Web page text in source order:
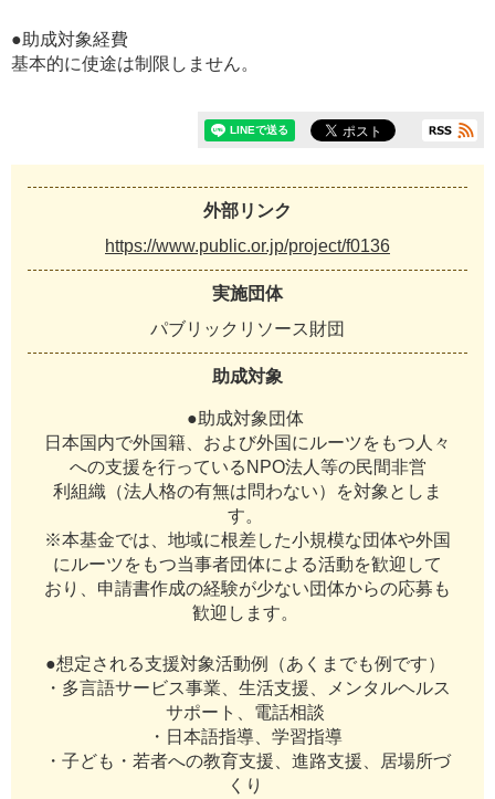
●助成対象経費
基本的に使途は制限しません。
外部リンク
https://www.public.or.jp/project/f0136
実施団体
パブリックリソース財団
助成対象
●助成対象団体
日本国内で外国籍、および外国にルーツをもつ人々
への支援を行っているNPO法人等の民間非営
利組織（法人格の有無は問わない）を対象としま
す。
※本基金では、地域に根差した小規模な団体や外国
にルーツをもつ当事者団体による活動を歓迎して
おり、申請書作成の経験が少ない団体からの応募も
歓迎します。
●想定される支援対象活動例（あくまでも例です）
・多言語サービス事業、生活支援、メンタルヘルス
サポート、電話相談
・日本語指導、学習指導
・子ども・若者への教育支援、進路支援、居場所づ
くり